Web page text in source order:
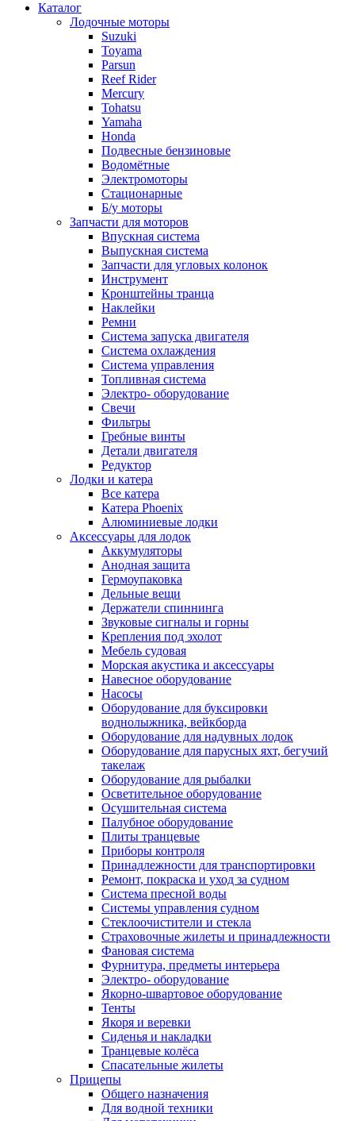
Каталог
Лодочные моторы
Suzuki
Toyama
Parsun
Reef Rider
Mercury
Tohatsu
Yamaha
Honda
Подвесные бензиновые
Водомётные
Электромоторы
Стационарные
Б/у моторы
Запчасти для моторов
Впускная система
Выпускная система
Запчасти для угловых колонок
Инструмент
Кронштейны транца
Наклейки
Ремни
Система запуска двигателя
Система охлаждения
Система управления
Топливная система
Электро- оборудование
Свечи
Фильтры
Гребные винты
Детали двигателя
Редуктор
Лодки и катера
Все катера
Катера Phoenix
Алюминиевые лодки
Аксессуары для лодок
Аккумуляторы
Анодная защита
Гермоупаковка
Дельные вещи
Держатели спиннинга
Звуковые сигналы и горны
Крепления под эхолот
Мебель судовая
Морская акустика и аксессуары
Навесное оборудование
Насосы
Оборудование для буксировки
воднолыжника, вейкборда
Оборудование для надувных лодок
Оборудование для парусных яхт, бегучий
такелаж
Оборудование для рыбалки
Осветительное оборудование
Осушительная система
Палубное оборудование
Плиты транцевые
Приборы контроля
Принадлежности для транспортировки
Ремонт, покраска и уход за судном
Система пресной воды
Системы управления судном
Стеклоочистители и стекла
Страховочные жилеты и принадлежности
Фановая система
Фурнитура, предметы интерьера
Электро- оборудование
Якорно-швартовое оборудование
Тенты
Якоря и веревки
Сиденья и накладки
Транцевые колёса
Спасательные жилеты
Прицепы
Общего назначения
Для водной техники